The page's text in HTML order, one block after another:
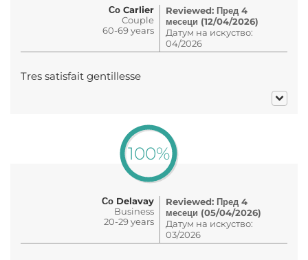
Со Carlier
Couple
60-69 years
Reviewed: Пред 4
месеци (12/04/2026)
Датум на искуство:
04/2026
Tres satisfait gentillesse
100%
Со Delavay
Business
20-29 years
Reviewed: Пред 4
месеци (05/04/2026)
Датум на искуство:
03/2026